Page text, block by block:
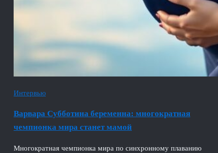
Интервью
Варвара Субботина беременна: многократная
чемпионка мира станет мамой
Многократная чемпионка мира по синхронному плаванию